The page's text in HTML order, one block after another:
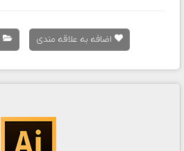
اضافه به علاقه مندی